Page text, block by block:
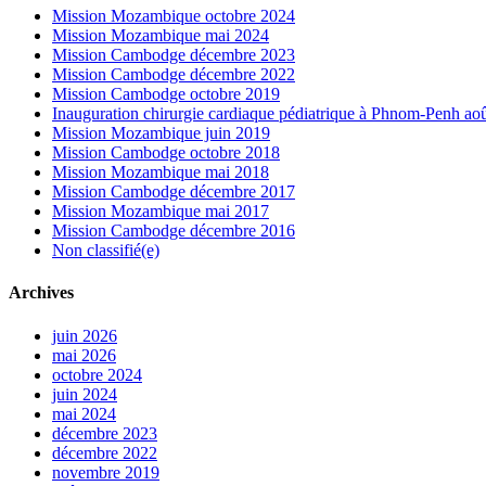
Mission Mozambique octobre 2024
Mission Mozambique mai 2024
Mission Cambodge décembre 2023
Mission Cambodge décembre 2022
Mission Cambodge octobre 2019
Inauguration chirurgie cardiaque pédiatrique à Phnom-Penh
Mission Mozambique juin 2019
Mission Cambodge octobre 2018
Mission Mozambique mai 2018
Mission Cambodge décembre 2017
Mission Mozambique mai 2017
Mission Cambodge décembre 2016
Non classifié(e)
Archives
juin 2026
mai 2026
octobre 2024
juin 2024
mai 2024
décembre 2023
décembre 2022
novembre 2019